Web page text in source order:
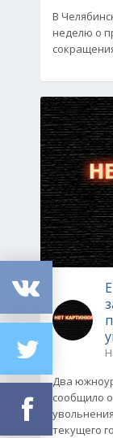
В
неделю о
Два
сообщило
текущего